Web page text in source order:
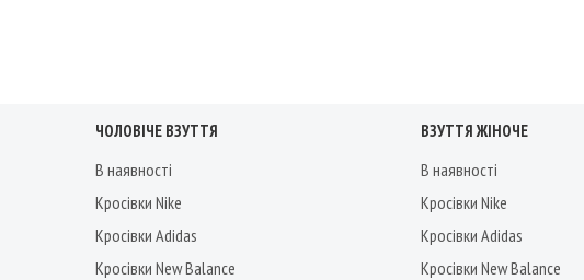
ЧОЛОВІЧЕ ВЗУТТЯ
В наявності
Кросівки Nike
Кросівки Adidas
Кросівки New Balance
ВЗУТТЯ ЖІНОЧЕ
В наявності
Кросівки Nike
Кросівки Adidas
Кросівки New Balance